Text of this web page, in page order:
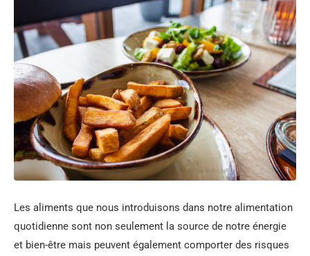
Les aliments que nous introduisons dans notre alimentation
quotidienne sont non seulement la source de notre énergie
et bien-être mais peuvent également comporter des risques